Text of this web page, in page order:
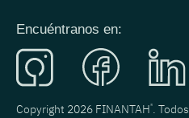
Encuéntranos en:
Copyright 2026 FINANTAH®.